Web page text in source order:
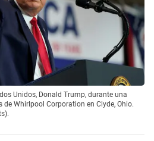
Unidos, Donald Trump, durante una
Whirlpool Corporation en Clyde, Ohio.